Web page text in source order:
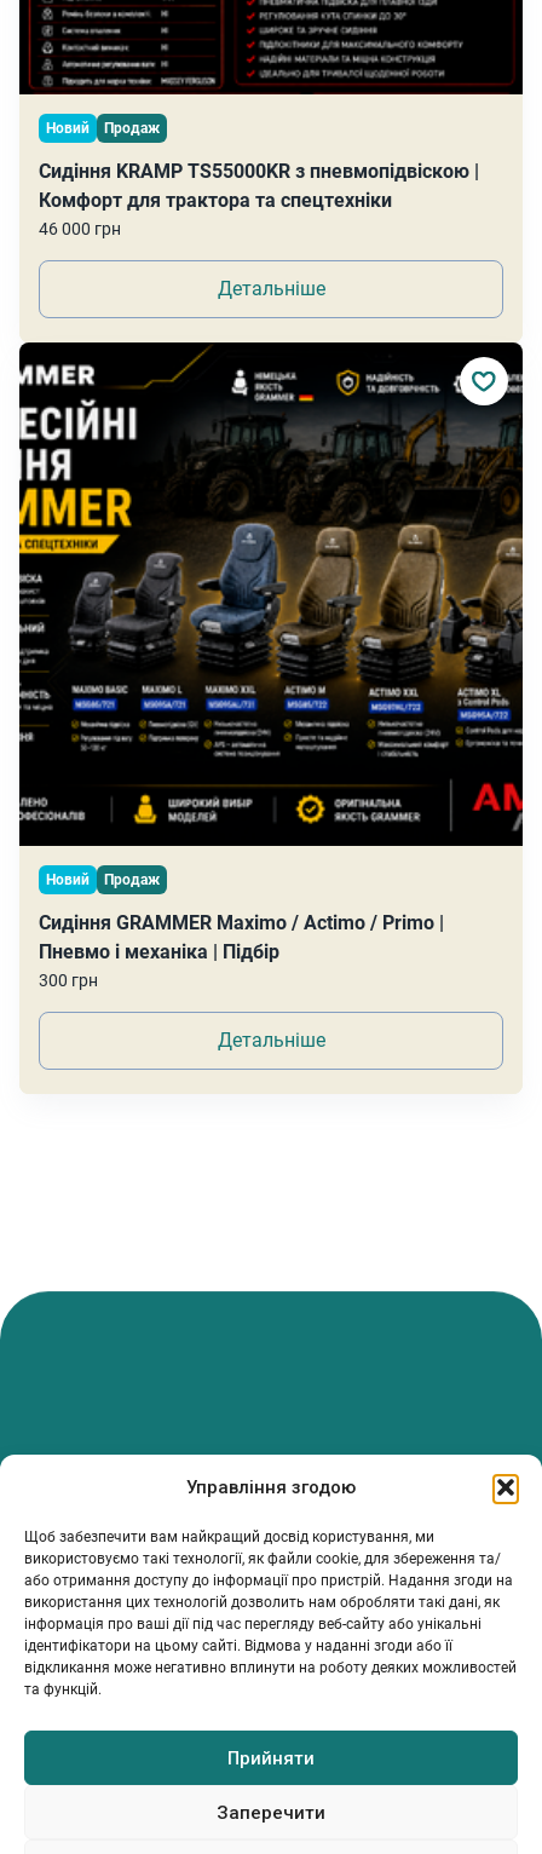
Управління згодою
Щоб забезпечити вам найкращий досвід користування, ми
використовуємо такі технології, як файли cookie, для збереження та/
або отримання доступу до інформації про пристрій. Надання згоди на
використання цих технологій дозволить нам обробляти такі дані, як
інформація про ваші дії під час перегляду веб-сайту або унікальні
ідентифікатори на цьому сайті. Відмова у наданні згоди або її
відкликання може негативно вплинути на роботу деяких можливостей
та функцій.
Прийняти
Заперечити
Новий Продаж
Сидіння KRAMP TS55000KR з пневмопідвіскою |
Комфорт для трактора та спецтехніки
46 000 грн
Детальніше
Новий Продаж
Сидіння GRAMMER Maximo / Actimo / Primo |
Пневмо і механіка | Підбір
300 грн
Детальніше
PanTerrea — спільнота, що дбає про фермерів.
Ми об’єднуємо людей, досвід і рішення, щоб допомагати вам
розвивати ферму з упевненістю та підтримкою.
ТОВ Пантерея
ЄДРПОУ 46213847
76018, Україна, Івано-Франківський р-н, Івано-Франківська
обл., місто Івано-Франківськ, вулиця Сахарова Академіка,
будинок 23
Каталог
Умови та положення
Політика конфіденційності
info@panterrea.com